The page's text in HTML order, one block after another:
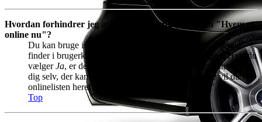
Hvordan forhindrer jeg at mit navn fremgår af listen "Hvem er
online nu"?
Du kan bruge indstillingen
, som du
finder i brugerkontrolpanelet under boardindstillinger. Hvis du
vælgerJa, er det kun boardets administratorer, redaktører og
dig selv, der kan se, når du er online. For alle andre vil du i
onlinelisten herefter fremtræde som "skjult bruger".
Top